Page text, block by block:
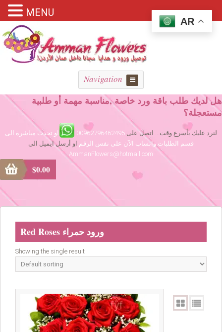
Navigation
هل لديك طلب باقة ورد خاصة ,مناسبة مهمة أو طلبية
مستعجلة؟
لنرد عليك بأسرع وقت... اتصل على 00962796462495
او تحدث مباشرة الى
قسم الطلبات واتساب الآن على نفس الرقم او أرسل ايميل الى
AmmanFlowers@hotmail.com
$0.00
Red Roses ورود حمراء
Showing the single result
AR
MENU